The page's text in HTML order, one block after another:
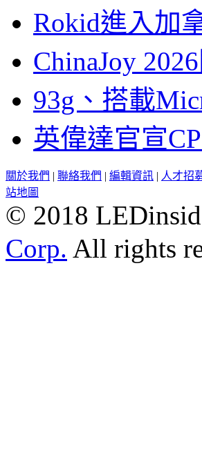
Rokid進入加
ChinaJoy
93g、搭載
英偉達官宣
關於我們 | 聯絡我們 | 編輯資訊 | 人才招
站地圖
© 2018
Corp. All rights